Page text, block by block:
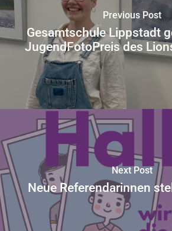
Previous Post
Gesamtschule Lippstadt
JugendFotoPreis des
Next Post
Neue Referendarinnen